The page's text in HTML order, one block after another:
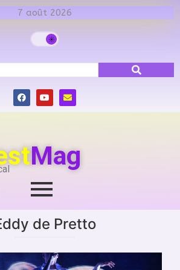
7 août 2026
Mag
de Pretto